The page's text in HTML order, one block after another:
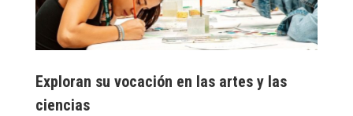
Exploran su vocación en las artes y las
ciencias